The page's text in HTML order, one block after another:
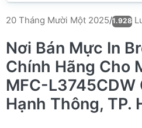
20 Tháng Mười Một 2025/1.928
Nơi Bán Mực In
Chính Hãng Cho
MFC-L3745CDW
Hạnh Thông, TP.